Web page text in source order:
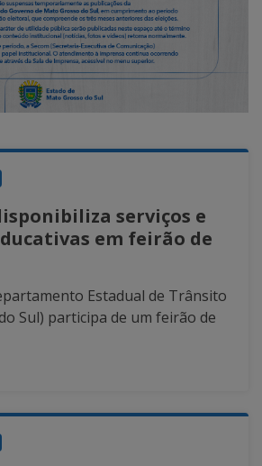
serviços e
em feirão de
Estadual de Trânsito
Sul) participa de um feirão de